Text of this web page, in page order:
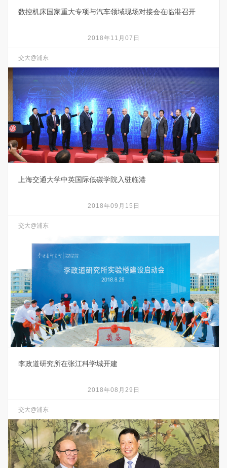
数控机床国家重大专项与汽车领域现场对接会在临港召开
2018年11月07日
交大@浦东
上海交通大学中英国际低碳学院入驻临港
2018年09月15日
交大@浦东
李政道研究所在张江科学城开建
2018年08月29日
交大@浦东